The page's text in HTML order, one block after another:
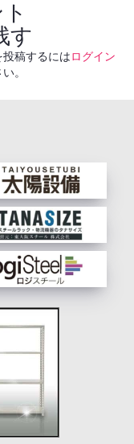
す
投稿するにはログイン
。